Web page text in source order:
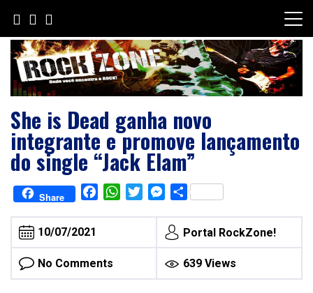
content
She is Dead ganha novo
integrante e promove lançamento
do single “Jack Elam”
Share FacebookWhatsAppTwitterMessenger
Share
10/07/2021 Portal RockZone!
No Comments 639 Views